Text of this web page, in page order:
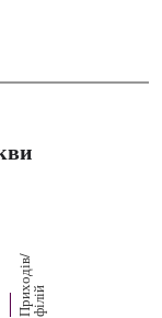
П
р
их
о
д
і
в
/
ф
і
л
ій